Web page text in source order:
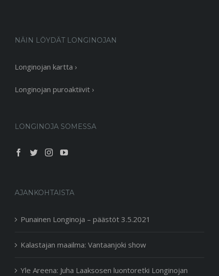
NÄIN LÖYDÄT LONGINOJAN
Longinojan kartta ›
Longinojan puroaktiivit ›
LONGINOJA SOMESSA
AJANKOHTAISTA
Punainen Longinoja – päästöt 3.5.2021
Kalastajan maailma: Vantaanjoki show
Yle Areena: Juha Laaksosen luontoretki Longinojan